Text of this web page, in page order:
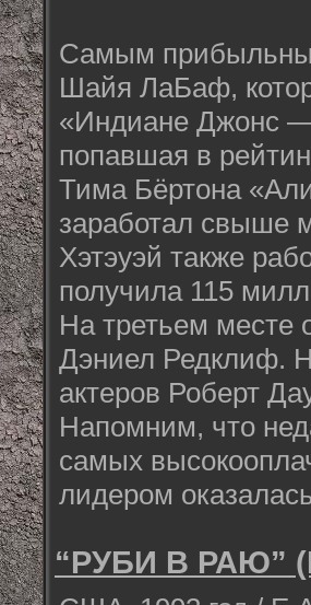
Самым
Шайя ЛаБаф,
«Индиане Джонс
попавшая в
Тима Бёртона
заработал свыше
Хэтэуэй также
получила 115
На третьем месте
Дэниел Редклиф.
актеров Роберт
Напомним, что
самых
лидером
“РУБИ В РАЮ”